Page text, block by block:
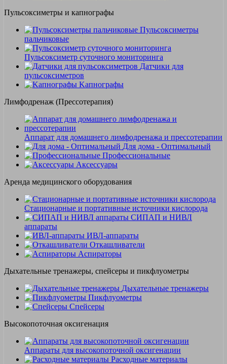
Пульсоксиметры и капнографы
Пульсоксиметры
пальчиковые
Пульсоксиметр суточного мониторинга
Датчики для
пульсоксиметров
Kапнографы
Лимфодренаж (Прессотерапия)
Аппарат для домашнего лимфодренажа и прессотерапии
Для дома - Оптимальный
Профессиональные
Аксессуары
Аренда медицинского оборудования
Стационарные и портативные источники кислорода
СИПАП и НИВЛ
аппараты
ИВЛ-аппараты
Откашливатели
Аспираторы
Дыхательные тренажеры, спейсеры и пикфлуометры
Дыхательные тренажеры
Пикфлуометры
Спейсеры
Высокопоточная оксигенация
Аппараты для высокопоточной оксигенации
Расходные материалы